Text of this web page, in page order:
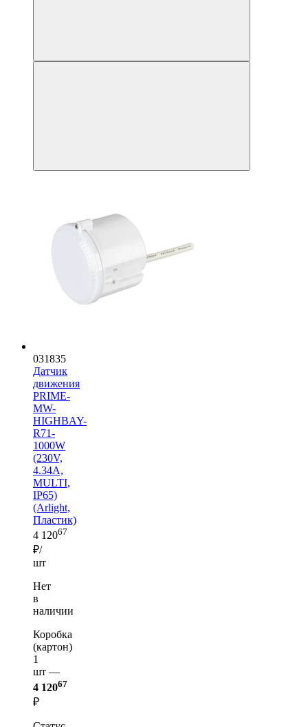
031835
Датчик
движения
PRIME-
MW-
HIGHBAY-
R71-
1000W
(230V,
4.34A,
MULTI,
IP65)
(Arlight,
Пластик)
4 12067
₽/
шт
Нет
в
наличии
Коробка
(картон)
1
шт —
4 12067
₽